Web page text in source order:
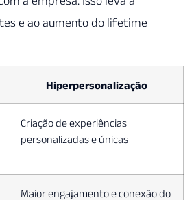
e ao aumento do lifetime
Hiperpersonalização
Criação de experiências
personalizadas e únicas
Maior engajamento e conexão do